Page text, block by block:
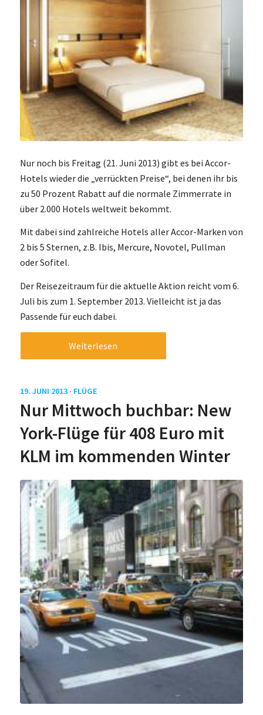
Nur noch bis Freitag (21. Juni 2013) gibt es bei Accor-
Hotels wieder die „verrückten Preise“, bei denen ihr bis
zu 50 Prozent Rabatt auf die normale Zimmerrate in
über 2.000 Hotels weltweit bekommt.
Mit dabei sind zahlreiche Hotels aller Accor-Marken von
2 bis 5 Sternen, z.B. Ibis, Mercure, Novotel, Pullman
oder Sofitel.
Der Reisezeitraum für die aktuelle Aktion reicht vom 6.
Juli bis zum 1. September 2013. Vielleicht ist ja das
Passende für euch dabei.
Weiterlesen
19. JUNI 2013 · FLÜGE
Nur Mittwoch buchbar: New
York-Flüge für 408 Euro mit
KLM im kommenden Winter